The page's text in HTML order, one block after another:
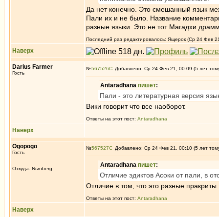
Да нет конечно. Это смешанный язык
Пали их и не было. Название
разные языки. Это не тот Магадхи
Последний раз редактировалось: Ящерок (Ср 24 Фев
Наверх
Darius Farmer
Гость
№567526 Добавлено: Ср 24 Фев 21, 00:09 (5 лет
Antaradhana пишет:
Пали - это литературная версия
Вики говорит что все наоборот.
Ответы на этот пост: Antaradhana
Наверх
Ogopogo
Гость
Откуда: Nьrnberg
№567527 Добавлено: Ср 24 Фев 21, 00:10 (5 лет
Antaradhana пишет:
Отличие эдиктов Асоки от пали, в
Отличие в том, что это разные пракриты.
Ответы на этот пост: Antaradhana
Наверх